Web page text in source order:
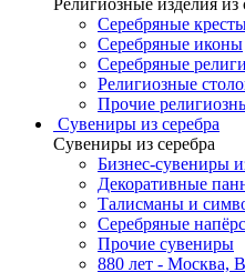
Религиозные изделия из
Серебряные
Серебряные иконы
Серебряные
Религиозные
Прочие
Сувениры из серебра
Сувениры из серебра
Бизнес-сувениры
Декоративные
Талисманы и
Серебряные
Прочие сувениры
880 лет - Москва,